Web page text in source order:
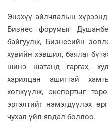
Энэхүү айлчлалын
Бизнес форумыг
байгуулж, Бизнесийн
хувийн хэвшил, баялаг
шинэ шатанд гаргах,
харилцан ашигтай
хөгжүүлж, экспортыг
эргэлтийг нэмэгдүүлэх
чухал үйл явдал боллоо.